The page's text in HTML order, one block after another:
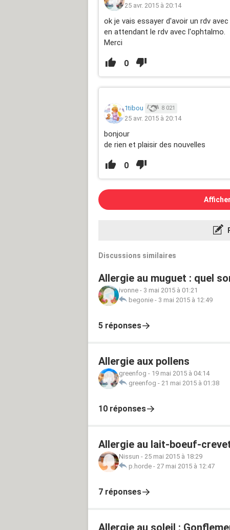
25 avr. 2015 à 20:14
ok je vais essayer d'avoir un rdv
en attendant le rdv avec l'ophtalmo.
Merci
0
1tibou 8 021
25 avr. 2015 à 20:14
bonjour
de rien et plaisir des nouvelles
0
Discussions similaires
Allergie au muguet : quel
ivonne - 3 mai 2015 à 01:21
begonie - 3 mai 2015 à 12:49
5 réponses
Allergie aux pollens
greenfog - 19 mai 2015 à 04:14
greenfog - 21 mai 2015 à 01:38
10 réponses
Allergie au lait-boeuf-
Nissun - 25 mai 2015 à 18:29
p.horde - 27 mai 2015 à 12:47
7 réponses
Allergie au soleil :